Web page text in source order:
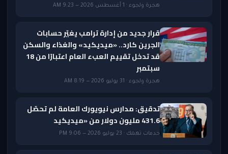
هجرة ولجوء · 1 أغسطس 2026 — 9:23 AM
قرار جديد من إدارة ترامب يغيّر حسابات
الجرين كارد.. «ميديكيد» والغذاء والسكن
قد تدخل تقييم العبء العام اعتبارًا من 18
سبتمبر
هجرة ولجوء · 31 يوليو 2026 — 8:19 AM
تدقيق: مدارس نيويورك العامة لم تحصّل
431.6 مليون دولار من «ميديكيد
خدمات تهمك · 23 يوليو 2026 — 9:06 PM